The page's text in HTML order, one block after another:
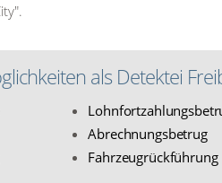
als Detek­tei
Abrech­nungs­be­trug
Fahr­zeug­rück­füh­rung